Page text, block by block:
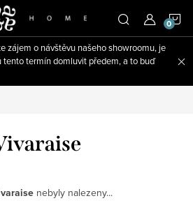
zájem o návštěvu našeho showroomu, je
tento termín domluvit předem, a to buď
nebyly nalezeny...